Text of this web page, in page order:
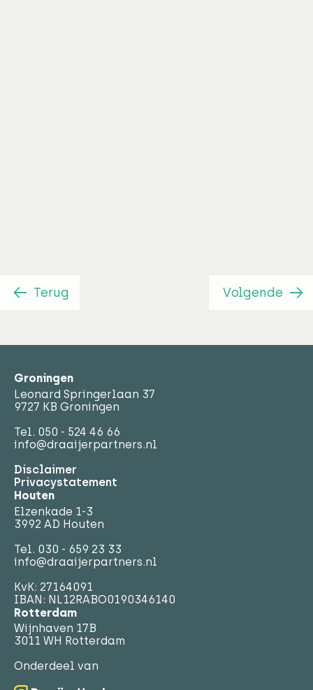
Terug Volgende
Groningen
Leonard Springerlaan 37
9727 KB Groningen
Tel. 050 - 524 46 66
info@draaijerpartners.nl
Disclaimer
Privacystatement
Houten
Elzenkade 1-3
3992 AD Houten
Tel. 030 - 659 23 33
info@draaijerpartners.nl
KvK: 27164091
IBAN: NL12RABO0190346140
Rotterdam
Wijnhaven 17B
3011 WH Rotterdam
Onderdeel van